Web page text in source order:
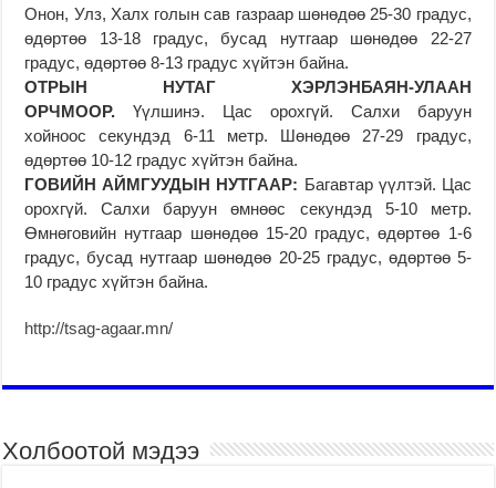
Онон, Улз, Халх голын сав газраар шөнөдөө 25-30 градус,
өдөртөө 13-18 градус, бусад нутгаар шөнөдөө 22-27
градус, өдөртөө 8-13 градус хүйтэн байна.
ОТРЫН НУТАГ ХЭРЛЭНБАЯН-УЛААН
ОРЧМООР. Үүлшинэ. Цас орохгүй. Салхи баруун
хойноос секундэд 6-11 метр. Шөнөдөө 27-29 градус,
өдөртөө 10-12 градус хүйтэн байна.
ГОВИЙН АЙМГУУДЫН НУТГААР: Багавтар үүлтэй. Цас
орохгүй. Салхи баруун өмнөөс секундэд 5-10 метр.
Өмнөговийн нутгаар шөнөдөө 15-20 градус, өдөртөө 1-6
градус, бусад нутгаар шөнөдөө 20-25 градус, өдөртөө 5-
10 градус хүйтэн байна.
http://tsag-agaar.mn/
Холбоотой мэдээ